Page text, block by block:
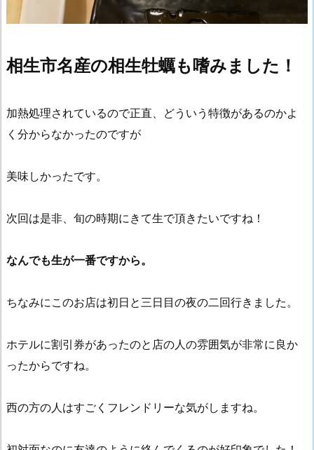
相生市名産の相生牡蠣も嗜みました！
加熱処理されているので正直、どういう特徴があるのかよ
く分からなかったのですが
美味しかったです。
次回は是非、旬の時期にきて生で頂きたいですね！
なんでも生が一番ですから。
ちなみにこのお店は初日と三日目の夜の二回行きました。
ホテルに割引券があったのと店の人の雰囲気が非常に良か
ったからですね。
西の方の人はすごくフレンドリーな気がしますね。